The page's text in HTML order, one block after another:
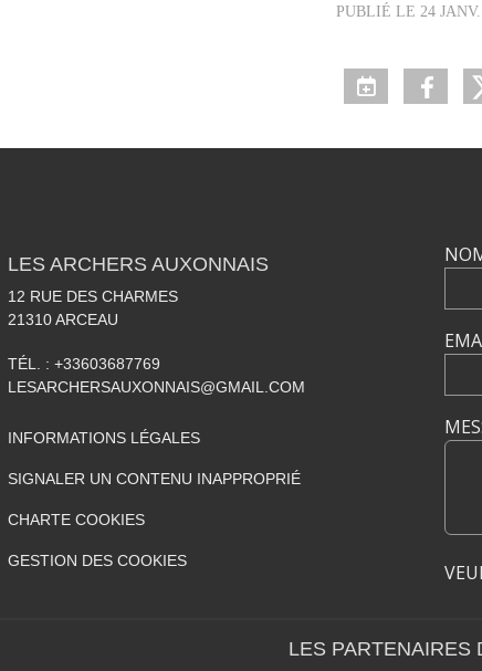
PUBLIÉ LE 24
LES ARCHERS AUXONNAIS
12 RUE DES CHARMES
21310ARCEAU
TÉL. : +33603687769
LESARCHERSAUXONNAIS@GMAIL.COM
INFORMATIONS LÉGALES
SIGNALER UN CONTENU INAPPROPRIÉ
CHARTE COOKIES
GESTION DES COOKIES
LES PARTENAIRES